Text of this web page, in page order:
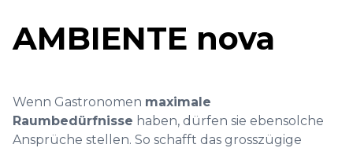
AMBIENTE nova
Wenn Gastronomen maximale
Raumbedürfnisse haben, dürfen sie ebensolche
Ansprüche stellen. So schafft das grosszügige